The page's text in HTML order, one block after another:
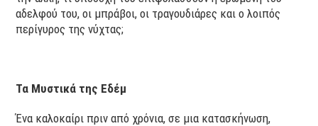
αδελφού του, οι μπράβοι, οι τραγουδιάρες και ο λοιπός
περίγυρος της νύχτας;
Τα Μυστικά της Εδέμ
Ένα καλοκαίρι πριν από χρόνια, σε μια κατασκήνωση,